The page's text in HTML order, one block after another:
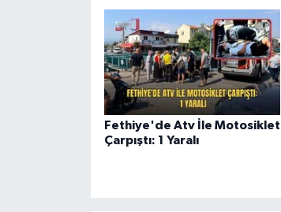
Fethiye'de Atv İle Motosiklet
Çarpıştı: 1 Yaralı